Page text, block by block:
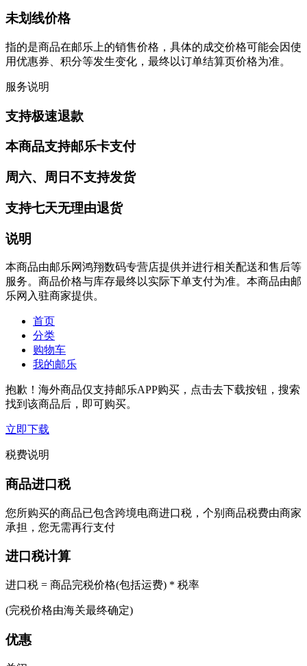
未划线价格
指的是商品在邮乐上的销售价格，具体的成交价格可能会因使
用优惠券、积分等发生变化，最终以订单结算页价格为准。
服务说明
支持极速退款
本商品支持邮乐卡支付
周六、周日不支持发货
支持七天无理由退货
说明
本商品由邮乐网鸿翔数码专营店提供并进行相关配送和售后等
服务。商品价格与库存最终以实际下单支付为准。本商品由邮
乐网入驻商家提供。
首页
分类
购物车
我的邮乐
抱歉！海外商品仅支持邮乐APP购买，点击去下载按钮，搜索
找到该商品后，即可购买。
立即下载
税费说明
商品进口税
您所购买的商品已包含跨境电商进口税，个别商品税费由商家
承担，您无需再行支付
进口税计算
进口税 = 商品完税价格(包括运费) * 税率
(完税价格由海关最终确定)
优惠